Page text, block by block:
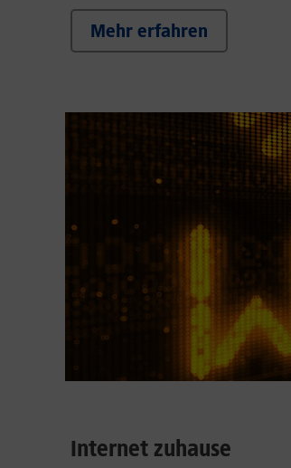
Mehr erfahren
Internet zuhause